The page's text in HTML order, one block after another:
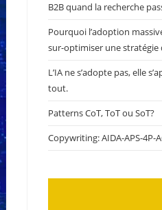
B2B quand la recherche
Pourquoi l’adoption
sur-optimiser une stratégie
L’IA ne s’adopte pas, elle
tout.
Patterns CoT, ToT ou SoT?
Copywriting: AIDA-APS-4P-